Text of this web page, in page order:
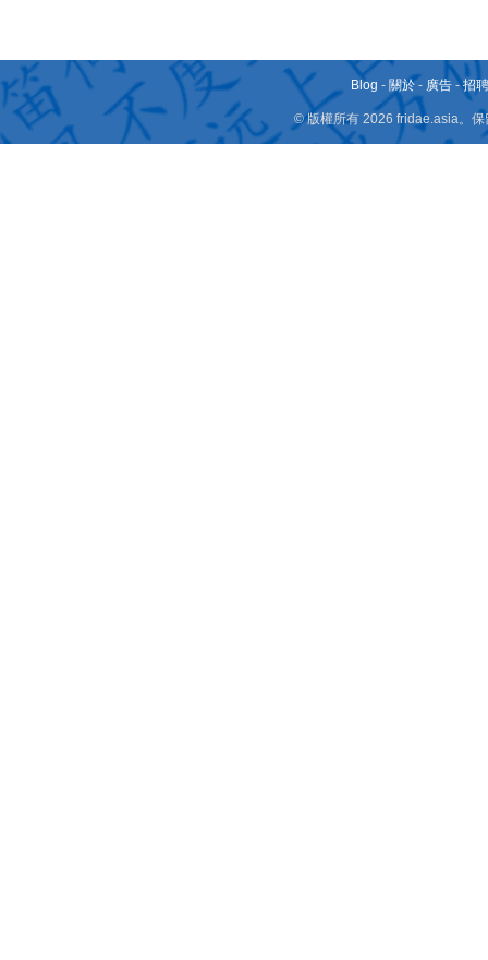
Blog - 關於 - 廣告 -招
© 版權所有 2026 fridae.asia。